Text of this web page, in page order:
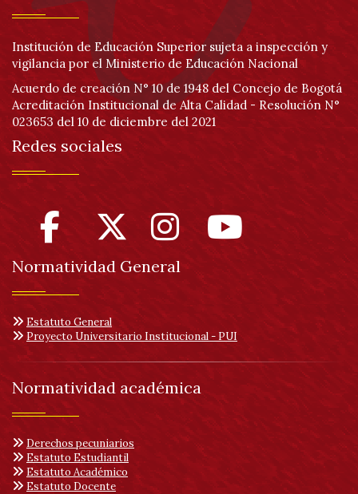
Institución de Educación Superior sujeta a inspección y
vigilancia por el Ministerio de Educación Nacional
Acuerdo de creación N° 10 de 1948 del Concejo de Bogotá
Acreditación Institucional de Alta Calidad - Resolución N°
023653 del 10 de diciembre del 2021
Redes sociales
Normatividad General
Estatuto General
Proyecto Universitario Institucional - PUI
Normatividad académica
Derechos pecuniarios
Estatuto Estudiantil
Estatuto Académico
Estatuto Docente